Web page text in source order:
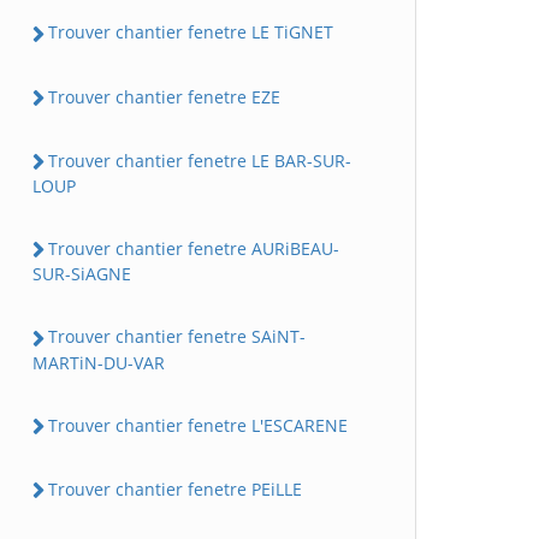
Trouver chantier fenetre LE TiGNET
Trouver chantier fenetre EZE
Trouver chantier fenetre LE BAR-SUR-
LOUP
Trouver chantier fenetre AURiBEAU-
SUR-SiAGNE
Trouver chantier fenetre SAiNT-
MARTiN-DU-VAR
Trouver chantier fenetre L'ESCARENE
Trouver chantier fenetre PEiLLE